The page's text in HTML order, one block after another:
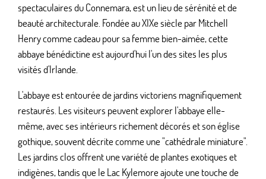
spectaculaires du Connemara, est un lieu de sérénité et de
beauté architecturale. Fondée au XIXe siècle par Mitchell
Henry comme cadeau pour sa femme bien-aimée, cette
abbaye bénédictine est aujourd'hui l'un des sites les plus
visités d'Irlande.
L'abbaye est entourée de jardins victoriens magnifiquement
restaurés. Les visiteurs peuvent explorer l'abbaye elle-
même, avec ses intérieurs richement décorés et son église
gothique, souvent décrite comme une "cathédrale miniature".
Les jardins clos offrent une variété de plantes exotiques et
indigènes, tandis que le Lac Kylemore ajoute une touche de